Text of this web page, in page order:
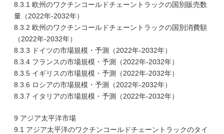
8.3.1 欧州のワクチンコールドチェーントラックの国別販売数
量（2022年-2032年）
8.3.2 欧州のワクチンコールドチェーントラックの国別消費額
（2022年-2032年）
8.3.3 ドイツの市場規模・予測（2022年-2032年）
8.3.4 フランスの市場規模・予測（2022年-2032年）
8.3.5 イギリスの市場規模・予測（2022年-2032年）
8.3.6 ロシアの市場規模・予測（2022年-2032年）
8.3.7 イタリアの市場規模・予測（2022年-2032年）
9 アジア太平洋市場
9.1 アジア太平洋のワクチンコールドチェーントラックのタイ